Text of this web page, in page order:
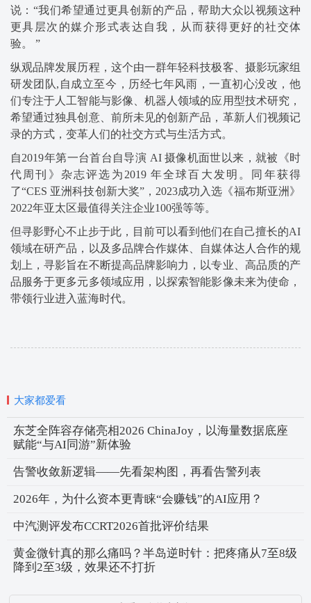
说：“我们希望通过更具创新的产品，帮助大众以视频这种
更具层次的媒介形式表达自我，从而获得更好的社交体
验。 ”
纵观品牌发展历程，这个由一群年轻科技极客、摄影玩家组
研发团队,自成立至今，历经七年风雨，一直初心没改，他
们专注于人工智能与影像、机器人领域的应用型技术研究，
希望通过独具创意、前所未见的创新产品，革新人们视频记
录的方式，变革人们的社交方式与生活方式。
自2019年第一台首台自导演 AI 摄像机面世以来，就被《时
代周刊》杂志评选为2019 年全球百大发明。同年获得
了“CES 亚洲科技创新大奖”，2023成功入选《福布斯亚洲》
2022年亚太区最值得关注企业100强等等。
但寻影野心不止步于此，目前可以看到他们在自己擅长的AI
领域在研产品，以及多品牌合作媒体、自媒体达人合作的规
划上，寻影旨在不断提高品牌影响力，以专业、高品质的产
品服务于更多元多领域应用，以探索智能影像未来为使命，
带领行业进入蓝海时代。
大家都爱看
东芝全阵容存储亮相2026 ChinaJoy，以海量数据底座
赋能“与AI同游”新体验
告警收敛新逻辑——先看架构图，再看告警列表
2026年，为什么资本更青睐“会赚钱”的AI应用？
中汽测评发布CCRT2026首批评价结果
黄金微针真的那么痛吗？半岛逆时针：把疼痛从7至8级
降到2至3级，效果还不打折